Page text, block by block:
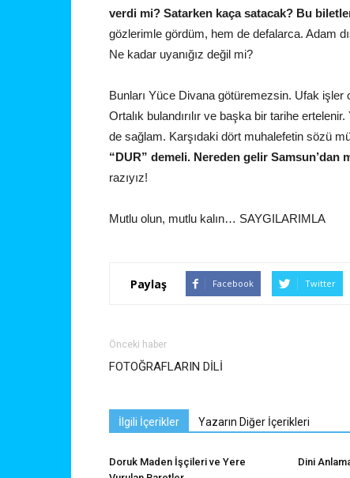
verdi mi? Satarken kaça satacak? Bu
gözlerimle gördüm, hem de defalarca. Adam
Ne kadar uyanığız değil mi?
Bunları Yüce Divana götüremezsin. Ufak işler
Ortalık bulandırılır ve başka bir tarihe
de sağlam. Karşıdaki dört muhalefetin sözü
“DUR” demeli. Nereden gelir Samsun’dan
razıyız!
Mutlu olun, mutlu kalın… SAYGILARIMLA
Paylaş Facebook Twitter
Önceki haber
FOTOĞRAFLARIN DİLİ
İlgili İçerikler Yazarın Diğer İçerikleri
Doruk Maden İşçileri ve Yere
Dini